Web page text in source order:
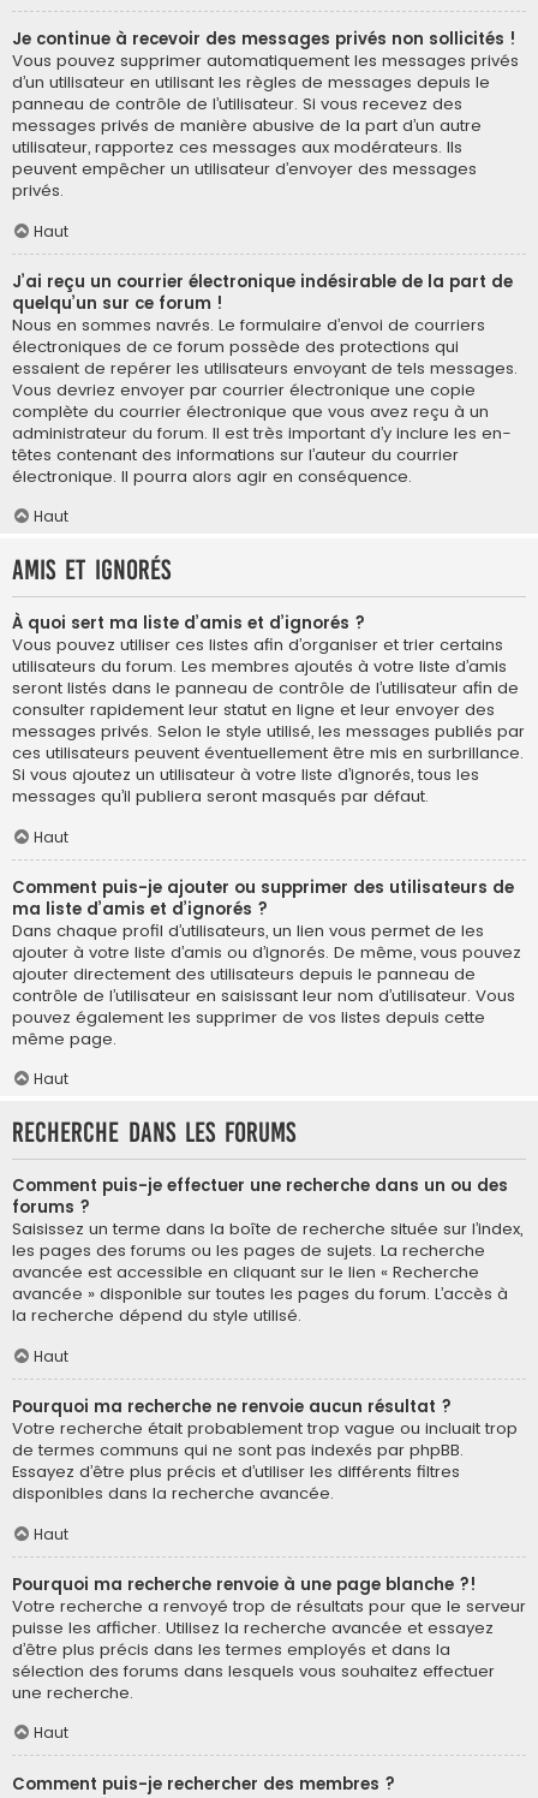
Je continue à recevoir des messages privés non sollicités !
Vous pouvez supprimer automatiquement les messages privés
d’un utilisateur en utilisant les règles de messages depuis le
panneau de contrôle de l’utilisateur. Si vous recevez des
messages privés de manière abusive de la part d’un autre
utilisateur, rapportez ces messages aux modérateurs. Ils
peuvent empêcher un utilisateur d’envoyer des messages
privés.
Haut
J’ai reçu un courrier électronique indésirable de la part de
quelqu’un sur ce forum !
Nous en sommes navrés. Le formulaire d’envoi de courriers
électroniques de ce forum possède des protections qui
essaient de repérer les utilisateurs envoyant de tels messages.
Vous devriez envoyer par courrier électronique une copie
complète du courrier électronique que vous avez reçu à un
administrateur du forum. Il est très important d’y inclure les en-
têtes contenant des informations sur l’auteur du courrier
électronique. Il pourra alors agir en conséquence.
Haut
Amis et ignorés
À quoi sert ma liste d’amis et d’ignorés ?
Vous pouvez utiliser ces listes afin d’organiser et trier certains
utilisateurs du forum. Les membres ajoutés à votre liste d’amis
seront listés dans le panneau de contrôle de l’utilisateur afin de
consulter rapidement leur statut en ligne et leur envoyer des
messages privés. Selon le style utilisé, les messages publiés par
ces utilisateurs peuvent éventuellement être mis en surbrillance.
Si vous ajoutez un utilisateur à votre liste d’ignorés, tous les
messages qu’il publiera seront masqués par défaut.
Haut
Comment puis-je ajouter ou supprimer des utilisateurs de
ma liste d’amis et d’ignorés ?
Dans chaque profil d’utilisateurs, un lien vous permet de les
ajouter à votre liste d’amis ou d’ignorés. De même, vous pouvez
ajouter directement des utilisateurs depuis le panneau de
contrôle de l’utilisateur en saisissant leur nom d’utilisateur. Vous
pouvez également les supprimer de vos listes depuis cette
même page.
Haut
Recherche dans les forums
Comment puis-je effectuer une recherche dans un ou des
forums ?
Saisissez un terme dans la boîte de recherche située sur l’index,
les pages des forums ou les pages de sujets. La recherche
avancée est accessible en cliquant sur le lien « Recherche
avancée » disponible sur toutes les pages du forum. L’accès à
la recherche dépend du style utilisé.
Haut
Pourquoi ma recherche ne renvoie aucun résultat ?
Votre recherche était probablement trop vague ou incluait trop
de termes communs qui ne sont pas indexés par phpBB.
Essayez d’être plus précis et d’utiliser les différents filtres
disponibles dans la recherche avancée.
Haut
Pourquoi ma recherche renvoie à une page blanche ?!
Votre recherche a renvoyé trop de résultats pour que le serveur
puisse les afficher. Utilisez la recherche avancée et essayez
d’être plus précis dans les termes employés et dans la
sélection des forums dans lesquels vous souhaitez effectuer
une recherche.
Haut
Comment puis-je rechercher des membres ?